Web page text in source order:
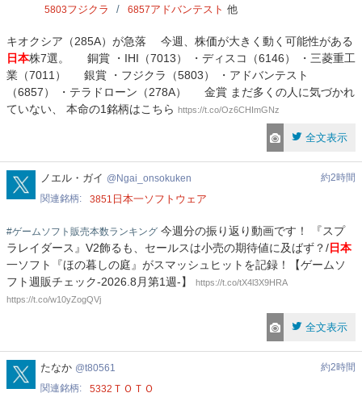
5803フジクラ 6857アドバンテスト 他
キオクシア（285A）が急落 今週、株価が大きく動く可能性がある
日本株7選。 銅賞 ・IHI（7013） ・ディスコ（6146） ・三菱重工
業（7011） 銀賞 ・フジクラ（5803） ・アドバンテスト
（6857） ・テラドローン（278A） 金賞 まだ多くの人に気づかれ
ていない、 本命の1銘柄はこちら https://t.co/Oz6CHImGNz
全文表示
Ngai_onsokuken
ノエル・ガイ Ngai_onsokuken
約2時間
関連銘柄
3851 日本一ソフトウェア
#ゲームソフト販売本数ランキング 今週分の振り返り動画です！ 『スプ
ラレイダース』V2飾るも、セールスは小売の期待値に及ばず？/日本
一ソフト『ほの暮しの庭』がスマッシュヒットを記録！【ゲームソ
フト週販チェック-2026.8月第1週-】
https://t.co/tX4l3X9HRA
https://t.co/w10yZogQVj
全文表示
t80561
たなか t80561
約2時間
関連銘柄
5332 ＴＯＴＯ